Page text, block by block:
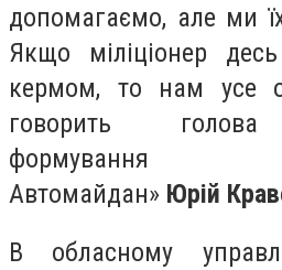
допомагаємо, але ми
Якщо міліціонер
кермом, то нам усе
говорить голова
формування
Автомайдан» Юрій
В обласному